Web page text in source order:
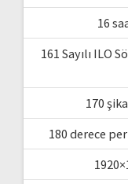
16
161 Sayılı ILO
170
180 derece